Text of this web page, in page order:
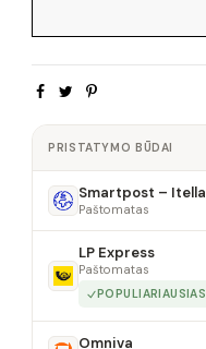
PRISTATYMO BŪDAI
Smartpost – Itella
Paštomatas
LP Express
Paštomatas
POPULIARIAUSIAS
Omniva